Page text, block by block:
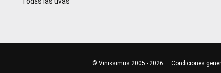
© Vinissimus 2005 - 2026 Condiciones